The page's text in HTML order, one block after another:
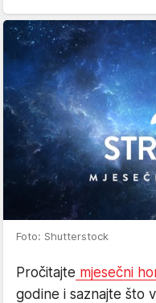
Foto: Shutterstock
Pročitajte mjesečni
godine i saznajte što